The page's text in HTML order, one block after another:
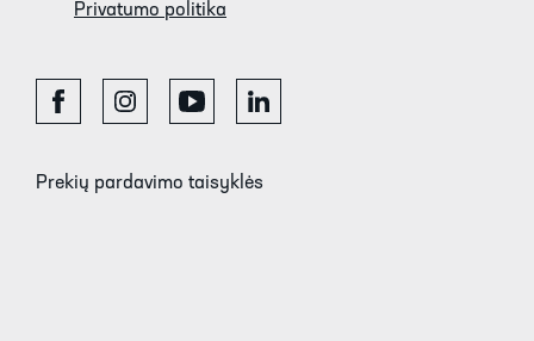
Privatumo politika
Prekių pardavimo taisyklės